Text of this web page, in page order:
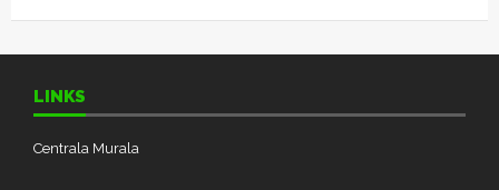
LINKS
Centrala Murala